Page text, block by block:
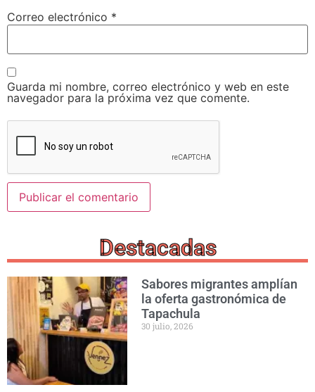
Correo electrónico *
Guarda mi nombre, correo electrónico y web en este
navegador para la próxima vez que comente.
Destacadas
Sabores migrantes amplían
la oferta gastronómica de
Tapachula
30 julio, 2026